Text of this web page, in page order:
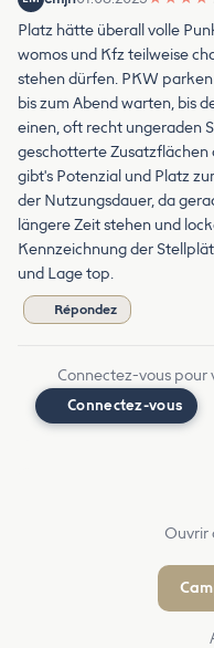
Platz hätte überall volle
womos und Kfz teilweise
stehen dürfen. PKW
bis zum Abend warten, bis
einen, oft recht ungeraden
geschotterte Zusatzflächen
gibt's Potenzial und Platz
der Nutzungsdauer, da
längere Zeit stehen und
Kennzeichnung der
und Lage top.
Répondez
Connectez-vous pour
Connectez-vous
Ouvrir